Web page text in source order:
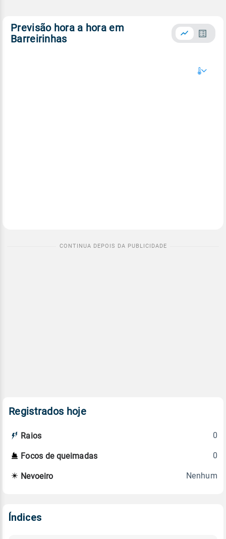
Previsão hora a hora em
Barreirinhas
Registrados hoje
Raios 0
Focos de queimadas 0
Nevoeiro Nenhum
Índices